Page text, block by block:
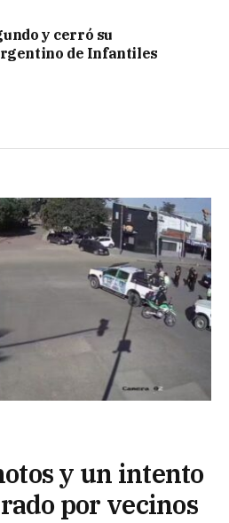
y cerró su
de Infantiles
y un intento
por vecinos